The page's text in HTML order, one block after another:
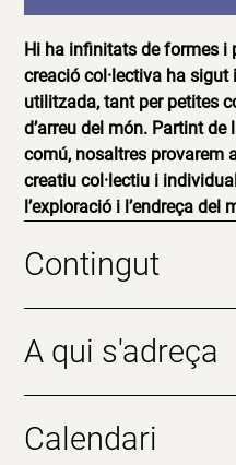
Hi ha infinitats de formes i
creació col·lectiva ha sigut
utilitzada, tant per petites
d’arreu del món. Partint de
comú, nosaltres provarem
creatiu col·lectiu i
l’exploració i l’endreça del
Contingut
A qui s'adreça
Calendari